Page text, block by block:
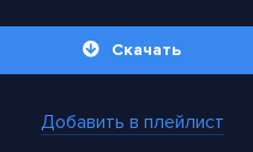
Скачать
Добавить в плейлист